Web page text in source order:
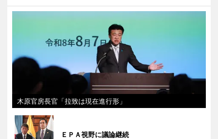
木原官房長官「拉致は現在進行形」
ＥＰＡ視野に議論継続